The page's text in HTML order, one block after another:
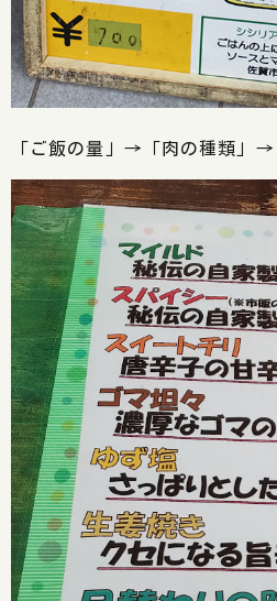
「ご飯の量」→「肉の種類」→